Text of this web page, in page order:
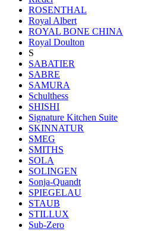
ROSENTHAL
Royal Albert
ROYAL BONE CHINA
Royal Doulton
S
SABATIER
SABRE
SAMURA
Schulthess
SHISHI
Signature Kitchen Suite
SKINNATUR
SMEG
SMITHS
SOLA
SOLINGEN
Sonja-Quandt
SPIEGELAU
STAUB
STILLUX
Sub-Zero